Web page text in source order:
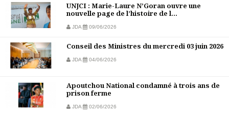
UNJCI : Marie-Laure N’Goran ouvre une
nouvelle page de l’histoire de l...
JDA 09/06/2026
Conseil des Ministres du mercredi 03 juin 2026
JDA 04/06/2026
Apoutchou National condamné à trois ans de
prison ferme
JDA 02/06/2026